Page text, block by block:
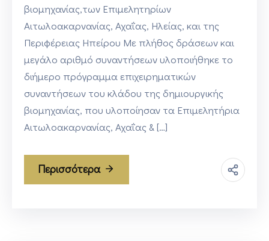
βιομηχανίας,των Επιμελητηρίων
Αιτωλοακαρνανίας, Αχαΐας, Ηλείας, και της
Περιφέρειας Ηπείρου Με πλήθος δράσεων και
μεγάλο αριθμό συναντήσεων υλοποιήθηκε το
διήμερο πρόγραμμα επιχειρηματικών
συναντήσεων του κλάδου της δημιουργικής
βιομηχανίας, που υλοποίησαν τα Επιμελητήρια
Αιτωλοακαρνανίας, Αχαΐας & […]
Περισσότερα